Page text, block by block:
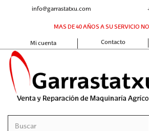
info@garrastatxu.com
MAS DE 40 AÑOS A SU SERVICIO
Contacto
Mi cuenta